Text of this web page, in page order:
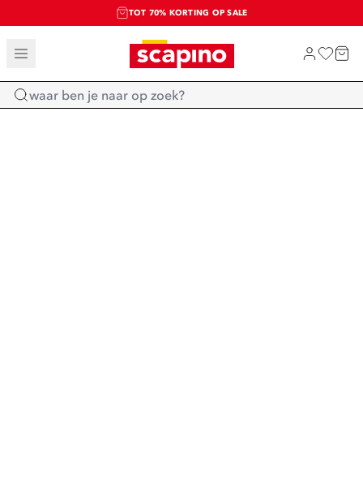
TOT 70% KORTING OP SALE
SALE: LAATSTE KANS!
SHOP NIEUW
Home